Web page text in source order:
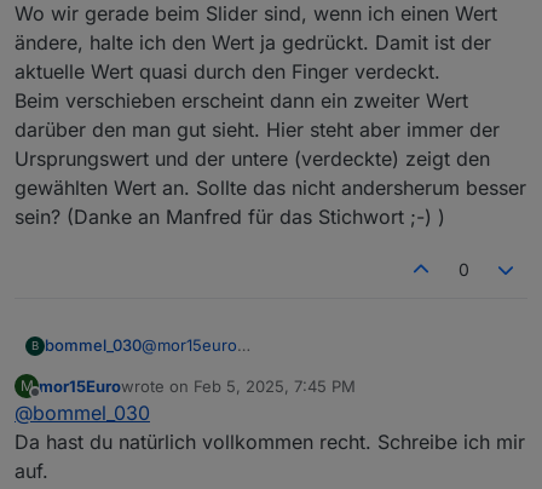
Wo wir gerade beim Slider sind, wenn ich einen Wert
ändere, halte ich den Wert ja gedrückt. Damit ist der
aktuelle Wert quasi durch den Finger verdeckt.
Beim verschieben erscheint dann ein zweiter Wert
darüber den man gut sieht. Hier steht aber immer der
Ursprungswert und der untere (verdeckte) zeigt den
gewählten Wert an. Sollte das nicht andersherum besser
sein? (Danke an Manfred für das Stichwort ;-) )
0
B bommel_030@mor15euro
Wert ändere, halte ich den Wert ja gedrückt.
Damit ist der aktuelle Wert quasi durch den
Finger verdeckt.
M
Offline
mor15Eurowrote on Feb 5, 2025, 7:45 PM
last edited by
@bommel_030
Da hast du natürlich vollkommen recht. Schreibe ich mir
auf.